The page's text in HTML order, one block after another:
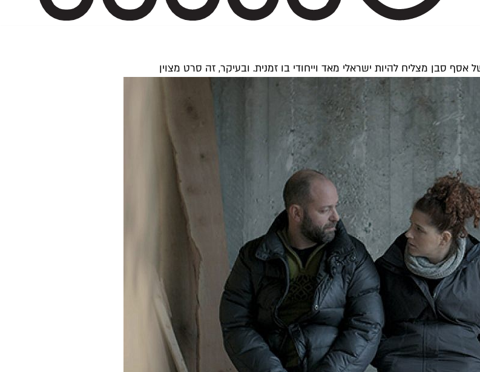
סבן מצליח להיות ישראלי מאד וייחודי בו זמנית. ובעיקר, זה סרט מצוין